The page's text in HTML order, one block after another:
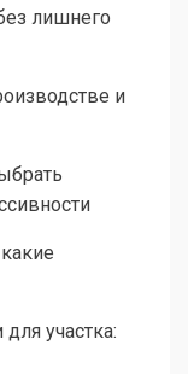
лишнего
и
участка: